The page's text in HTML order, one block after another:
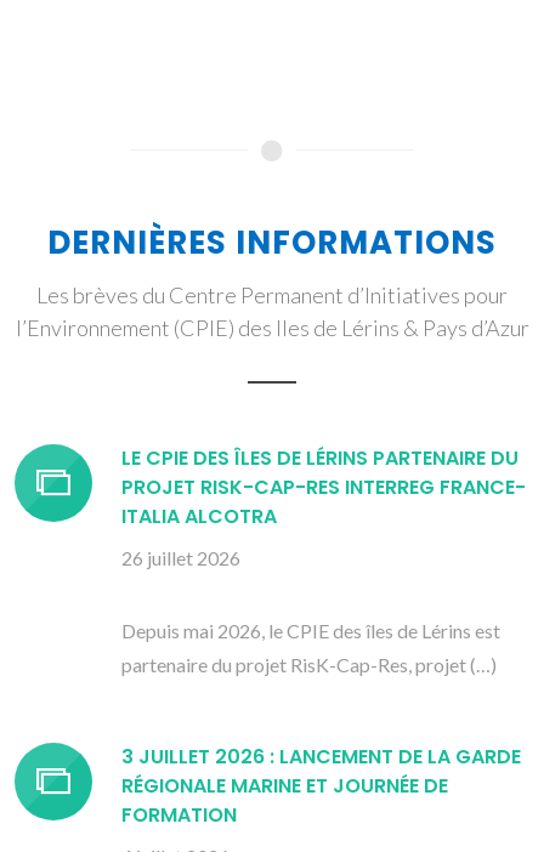
DERNIÈRES INFORMATIONS
Les brèves du Centre Permanent d’Initiatives pour
l’Environnement (CPIE) des Iles de Lérins & Pays d’Azur
LE CPIE DES ÎLES DE LÉRINS PARTENAIRE DU
PROJET RISK-CAP-RES INTERREG FRANCE-
ITALIA ALCOTRA
26 juillet 2026
Depuis mai 2026, le CPIE des îles de Lérins est
partenaire du projet RisK-Cap-Res, projet (…)
3 JUILLET 2026 : LANCEMENT DE LA GARDE
RÉGIONALE MARINE ET JOURNÉE DE
FORMATION